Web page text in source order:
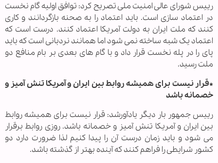
رییس شورای عالی امنیت ملی تصریح کرد: توافق اولیه گام نخست
در اعتماد سازی است. باید اعتماد را به صحنه بازگردانند و کاری
کنند که ملت ایران به دولت آمریکا اعتماد کنند. درست است که
اعتماد یک شبه ساخته نمی شود اما همانند نردبانی است که باید
پای را در پله نخست قرار داد و با گام های بعدی بر بام منافع دو
ملت رسید.
*قرار نیست برای همیشه روابط بین ایران و آمریکا تنش آمیز و
خصمانه باشد
رییس جمهور بار دیگر یادآورشد: قرار نیست برای همیشه روابط
بین ایران و آمریکا تنش آمیز و خصمانه باشد. روزی روابط برقرار
می شود و باید زمان درست آن را پیدا کنیم لذا ضرورت دارد دو
کشور شرایطی را فراهم کنند که آینده بهتر از گذشته باشد.